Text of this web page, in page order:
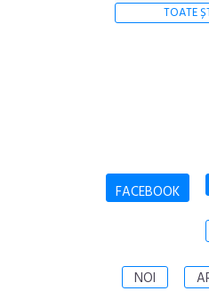
TOATE
FACEBOOK
NOI